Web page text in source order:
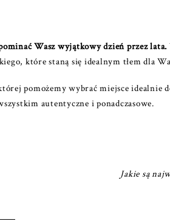
Wasz wyjątkowy dzień przez lata.
które staną się idealnym tłem dla
pomożemy wybrać miejsce idealnie
autentyczne i ponadczasowe.
Jakie są